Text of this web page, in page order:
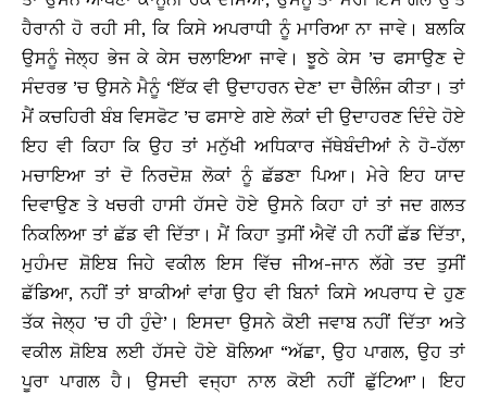
ਹੈਰਾਨੀ ਹੋ ਰਹੀ ਸੀ, ਕਿ ਕਿਸੇ ਅਪਰਾਧੀ ਨੂੰ ਮਾਰਿਆ ਨਾ ਜਾਵੇ। ਬਲਕਿ
ਉਸਨੂੰ ਜੇਲ੍ਹ ਭੇਜ ਕੇ ਕੇਸ ਚਲਾਇਆ ਜਾਵੇ। ਝੂਠੇ ਕੇਸ ’ਚ ਫਸਾਉਣ ਦੇ
ਸੰਦਰਭ ’ਚ ਉਸਨੇ ਮੈਨੂੰ ‘ਇੱਕ ਵੀ ਉਦਾਹਰਨ ਦੇਣ’ ਦਾ ਚੈਲਿੰਜ ਕੀਤਾ। ਤਾਂ
ਮੈਂ ਕਚਹਿਰੀ ਬੰਬ ਵਿਸਫੋਟ ’ਚ ਫਸਾਏ ਗਏ ਲੋਕਾਂ ਦੀ ਉਦਾਹਰਣ ਦਿੰਦੇ ਹੋਏ
ਇਹ ਵੀ ਕਿਹਾ ਕਿ ਉਹ ਤਾਂ ਮਨੁੱਖੀ ਅਧਿਕਾਰ ਜੱਥੇਬੰਦੀਆਂ ਨੇ ਹੋ-ਹੱਲਾ
ਮਚਾਇਆ ਤਾਂ ਦੋ ਨਿਰਦੋਸ਼ ਲੋਕਾਂ ਨੂੰ ਛੱਡਣਾ ਪਿਆ। ਮੇਰੇ ਇਹ ਯਾਦ
ਦਿਵਾਉਣ ਤੇ ਖਚਰੀ ਹਾਸੀ ਹੱਸਦੇ ਹੋਏ ਉਸਨੇ ਕਿਹਾ ਹਾਂ ਤਾਂ ਜਦ ਗਲਤ
ਨਿਕਲਿਆ ਤਾਂ ਛੱਡ ਵੀ ਦਿੱਤਾ। ਮੈਂ ਕਿਹਾ ਤੁਸੀਂ ਐਵੇਂ ਹੀ ਨਹੀਂ ਛੱਡ ਦਿੱਤਾ,
ਮੁਹੰਮਦ ਸ਼ੋਇਬ ਜਿਹੇ ਵਕੀਲ ਇਸ ਵਿੱਚ ਜੀਅ-ਜਾਨ ਲੱਗੇ ਤਦ ਤੁਸੀਂ
ਛੱਡਿਆ, ਨਹੀਂ ਤਾਂ ਬਾਕੀਆਂ ਵਾਂਗ ਉਹ ਵੀ ਬਿਨਾਂ ਕਿਸੇ ਅਪਰਾਧ ਦੇ ਹੁਣ
ਤੱਕ ਜੇਲ੍ਹ ’ਚ ਹੀ ਹੁੰਦੇ’। ਇਸਦਾ ਉਸਨੇ ਕੋਈ ਜਵਾਬ ਨਹੀਂ ਦਿੱਤਾ ਅਤੇ
ਵਕੀਲ ਸ਼ੋਇਬ ਲਈ ਹੱਸਦੇ ਹੋਏ ਬੋਲਿਆ “ਅੱਛਾ, ਉਹ ਪਾਗਲ, ਉਹ ਤਾਂ
ਪੂਰਾ ਪਾਗਲ ਹੈ। ਉਸਦੀ ਵਜ੍ਹਾ ਨਾਲ ਕੋਈ ਨਹੀਂ ਛੁੱਟਿਆ’। ਇਹ